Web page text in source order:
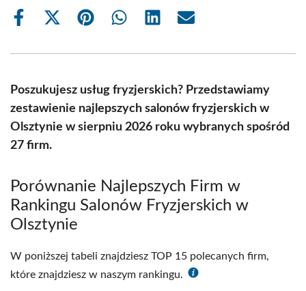
Share
Share
(Twitter)
Share Share Share Share
Poszukujesz usług fryzjerskich? Przedstawiamy
zestawienie najlepszych salonów fryzjerskich w
Olsztynie w sierpniu 2026 roku wybranych spośród
27 firm.
Porównanie Najlepszych Firm w
Rankingu Salonów Fryzjerskich w
Olsztynie
W poniższej tabeli znajdziesz TOP 15 polecanych firm,
które znajdziesz w naszym rankingu.